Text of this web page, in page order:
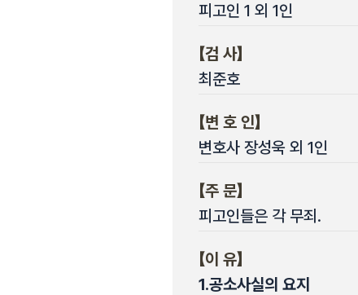
피고인 1 외 1인
【검 사】
최준호
【변 호 인】
변호사 장성욱 외 1인
【주 문】
피고인들은 각 무죄.
【이 유】
1.공소사실의 요지